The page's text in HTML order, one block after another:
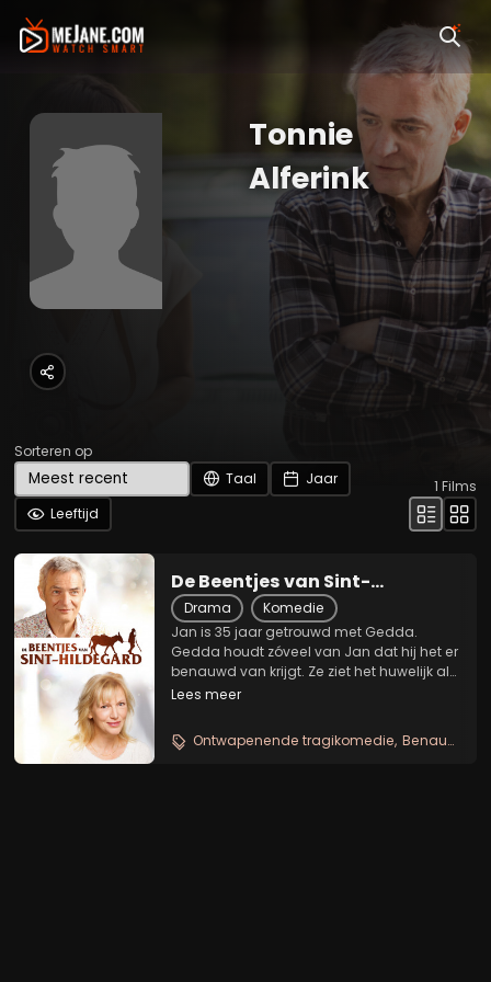
Tonnie
Alferink
Sorteren op
Taal
Jaar
Leeftijd
1 Films
De Beentjes van Sint-
Hildegard
Drama
Komedie
Jan is 35 jaar getrouwd met Gedda.
Gedda houdt zóveel van Jan dat hij het er
benauwd van krijgt. Ze ziet het huwelijk als
een vorm van begeleid wonen. In een
dermate rare sprongen dat hij zijn
huwelijk...
Lees meer
Ontwapenende tragikomedie Benauwend huwelijk